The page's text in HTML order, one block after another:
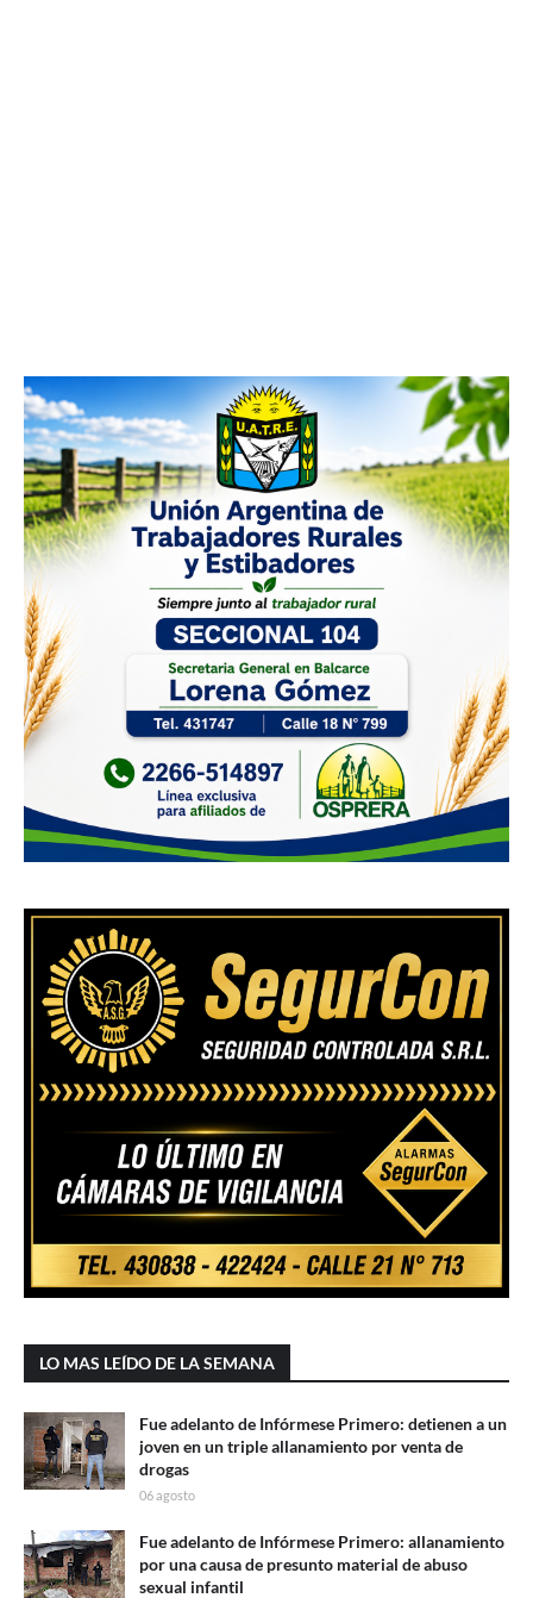
LO MAS LEÍDO DE LA SEMANA
Fue adelanto de Infórmese Primero: detienen a un
joven en un triple allanamiento por venta de
drogas
06 agosto
Fue adelanto de Infórmese Primero: allanamiento
por una causa de presunto material de abuso
sexual infantil